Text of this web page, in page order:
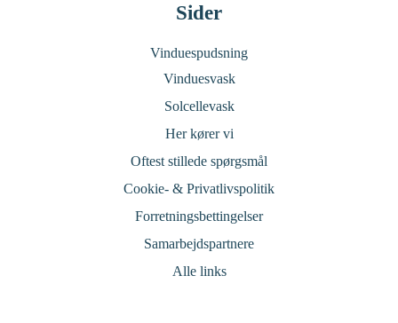
Sider
Vinduespudsning
Vinduesvask
Solcellevask
Her kører vi
Oftest stillede spørgsmål
Cookie- & Privatlivspolitik
Forretningsbettingelser
Samarbejdspartnere
Alle links